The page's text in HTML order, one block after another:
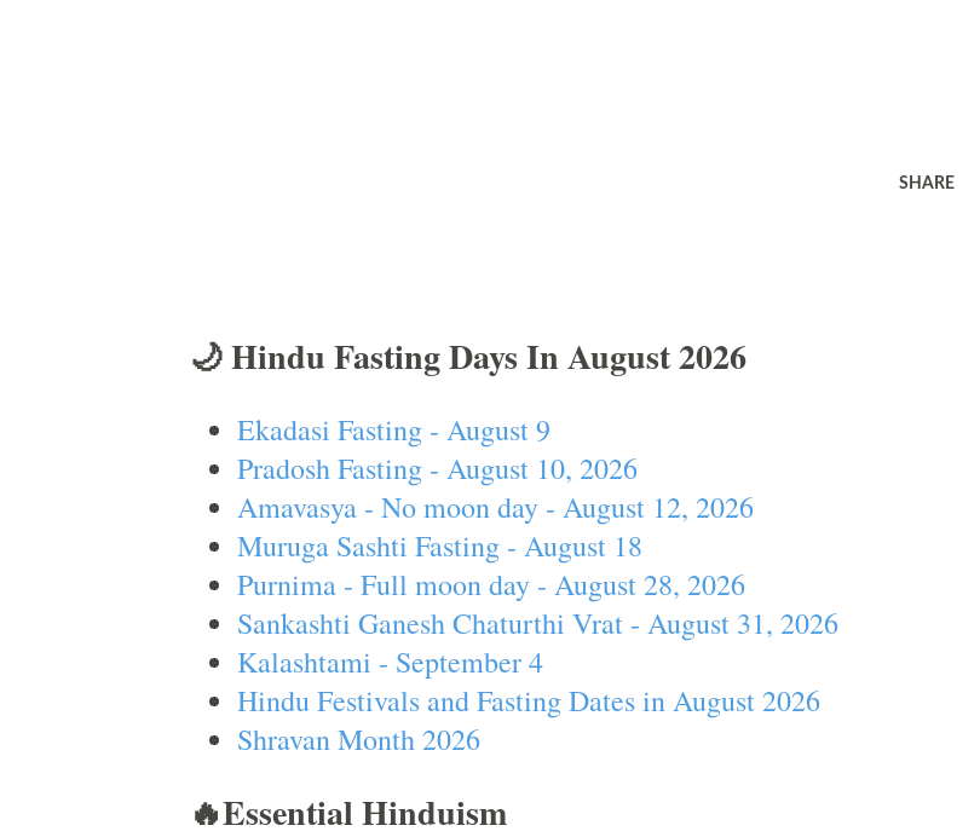
SHARE
🌙 Hindu Fasting Days In August 2026
Ekadasi Fasting - August 9
Pradosh Fasting - August 10, 2026
Amavasya - No moon day - August 12, 2026
Muruga Sashti Fasting - August 18
Purnima - Full moon day - August 28, 2026
Sankashti Ganesh Chaturthi Vrat - August 31, 2026
Kalashtami - September 4
Hindu Festivals and Fasting Dates in August 2026
Shravan Month 2026
🔥Essential Hinduism